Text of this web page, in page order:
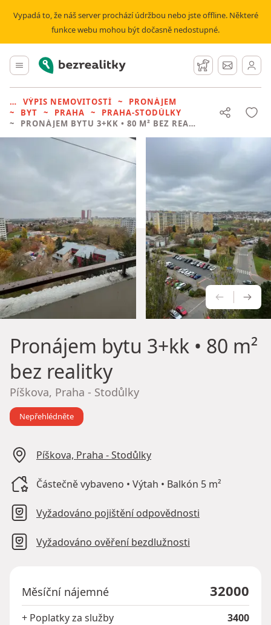
Vypadá to, že náš server prochází údržbou nebo jste offline. Některé
funkce webu mohou být dočasně nedostupné.
Hlavní menu
Bezrealitky Hlídací pes
Zprávy
VÝPIS NEMOVITOSTÍ
PRONÁJEM
BYT
PRAHA
PRAHA-STODŮLKY
PRONÁJEM BYTU 3+KK • 80 M² BEZ REALITKY
Pronájem bytu 3+kk • 80 m²
bez realitky
Píškova, Praha - Stodůlky
Nepřehlédněte
Píškova, Praha - Stodůlky
Částečně vybaveno • Výtah • Balkón 5 m²
Vyžadováno pojištění odpovědnosti
Vyžadováno ověření bezdlužnosti
Měsíční nájemné 32000
+ Poplatky za služby
3400